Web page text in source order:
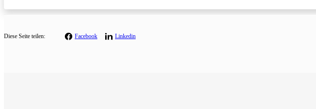
Diese Seite teilen: Facebook Linkedin